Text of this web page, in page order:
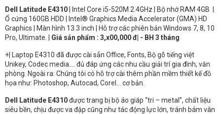
Dell Latitude E4310| Intel Core i5-520M 2.4GHz | Bộ nhớ RAM 4GB |
Ổ cứng 160GB HDD | Intel® Graphics Media Accelerator (GMA) HD
Graphics | Màn hình 13.3 inch | Hỗ trợ các phiên bản Windows 7, 8, 10
Pro, Ultimate. | Giá sản phẩm : 3,x00,000 đ| - BH 3 tháng
+| Laptop E4310 đã được cài sẳn Office, Fonts, Bộ gõ tiếng việt
Unikey, Codec media…. đủ đáp ứng các nhu cầu giải trí gia đình, văn
phòng. Ngoài ra: Chúng tôi có hỗ trợ cài thêm phần mềm thiết kế đồ
họa như: Photoshop, Autocad, Corel... cơ bản.
Dell Latitude E4310được trang bị bộ áo giáp “tri – metal”, chất liệu
siêu bền, chịu được va đập cũng như tác động lực lớn, tránh bám vân